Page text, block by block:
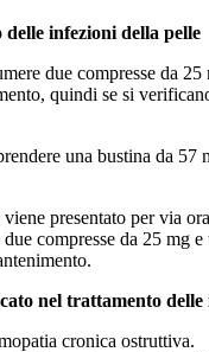
infezioni della pelle
due compresse da
quindi se si
una bustina da 57
presentato per via
compresse da 25 mg
nel trattamento delle
cronica ostruttiva.